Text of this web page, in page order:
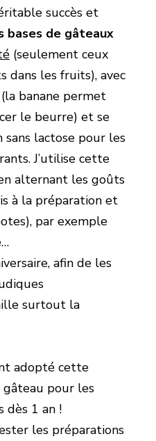
succès et
bases de gâteaux
(seulement ceux
dans les fruits), avec
(la banane permet
le beurre) et se
sans lactose pour les
J’utilise cette
alternant les goûts
à la préparation et
par exemple
afin de les
surtout la
adopté cette
pour les
dès 1 an !
les préparations